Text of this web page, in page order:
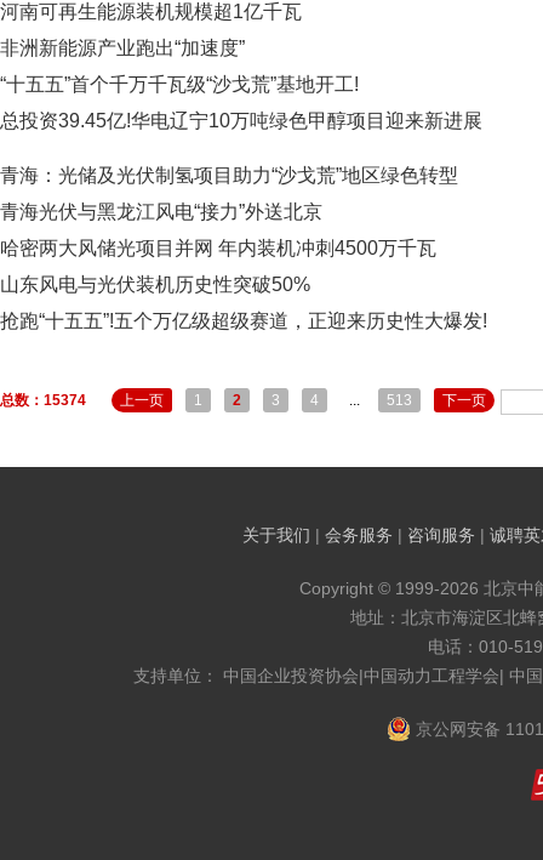
河南可再生能源装机规模超1亿千瓦
非洲新能源产业跑出“加速度”
“十五五”首个千万千瓦级“沙戈荒”基地开工!
总投资39.45亿!华电辽宁10万吨绿色甲醇项目迎来新进展
青海：光储及光伏制氢项目助力“沙戈荒”地区绿色转型
青海光伏与黑龙江风电“接力”外送北京
哈密两大风储光项目并网 年内装机冲刺4500万千瓦
山东风电与光伏装机历史性突破50%
抢跑“十五五”!五个万亿级超级赛道，正迎来历史性大爆发!
总数：15374 上一页 1 2 3 4 ... 513 下一页
关于我们 | 会务服务 | 咨询服务 | 诚聘
Copyright © 1999-2026 北京中
地址：北京市海淀区北
电话：010-
支持单位： 中国企业投资协会|中国动力工程学会| 中
京公网安备